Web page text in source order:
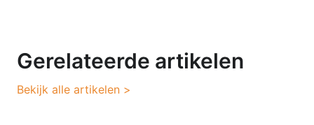
Gerelateerde artikelen
Bekijk alle artikelen >